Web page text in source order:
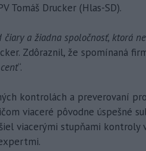
Tomáš Drucker (Hlas-SD).
a žiadna spoločnosť, ktorá
Zdôraznil, že spomínaná
“.
kontrolách a preverovaní
viaceré pôvodne úspešné
viacerými stupňami kontroly